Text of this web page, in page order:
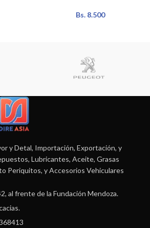
Bs.8.500
y Detal, Importación, Exportación, y
Lubricantes, Aceite, Grasas
Periquitos, y Accesorios Vehiculares
al frente de la Fundación Mendoza.